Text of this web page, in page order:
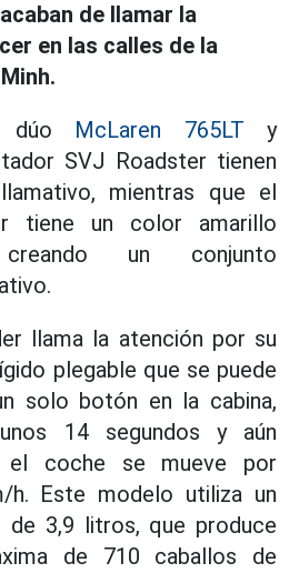
de llamar la
en las calles de la
dúo McLaren 765LT y
SVJ Roadster tienen
mientras que el
tiene un color amarillo
creando un conjunto
llama la atención por su
plegable que se puede
solo botón en la cabina,
14 segundos y aún
el coche se mueve por
h. Este modelo utiliza un
3,9 litros, que produce
de 710 caballos de